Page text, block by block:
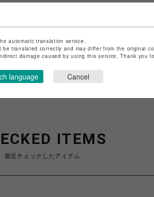
基づく表記はこちら
ITEMS
最近チェックしたアイテム
automatic translation service.
translated correctly and may differ from the original
damage caused by using this service. Thank you
language Cancel